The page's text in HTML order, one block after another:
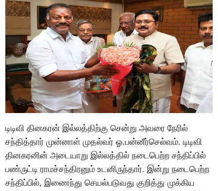
டிடிவி தினகரன் இல்லத்திற்கு சென்று அவரை நேரில்
சந்தித்தார் முன்னாள் முதல்வர் ஓ.பன்னீர்செல்வம். டிடிவி
தினகரனின் அடையாறு இல்லத்தில் நடைபெற்ற சந்திப்பில்
பண்ருட்டி ராமச்சந்திரனும் உடனிருந்தார். இன்று நடைபெற்ற
சந்திப்பில், இணைந்து செயல்படுவது குறித்து முக்கிய